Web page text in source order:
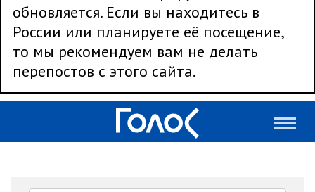
обновляется. Если вы находитесь в
России или планируете её посещение,
то мы рекомендуем вам не делать
перепостов с этого сайта.